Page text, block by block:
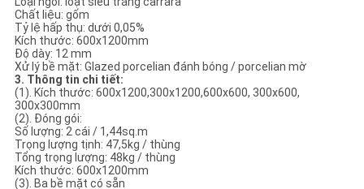
BẢO
MẬT
Chất liệu: gốm
Tỷ lệ hấp thụ: dưới 0,05%
Kích thước: 600x1200mm
Độ dày: 12 mm
Xử lý bề mặt: Glazed porcelian đánh bóng / porcelian mờ
3. Thông tin chi tiết:
(1). Kích thước: 600x1200,300x1200,600x600, 300x600,
300x300mm
(2). Đóng gói:
Số lượng: 2 cái / 1,44sq.m
Trọng lượng tịnh: 47,5kg / thùng
Tổng trọng lượng: 48kg / thùng
Kích thước: 600x1200mm
(3). Ba bề mặt có sẵn